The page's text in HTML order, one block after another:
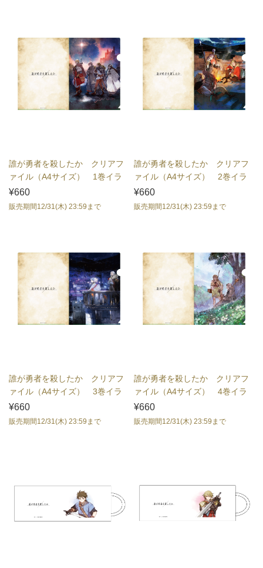
誰が勇者を殺したか クリアフ
ァイル（A4サイズ） 1巻イラ
スト
¥660
販売期間12/31(木) 23:59まで
誰が勇者を殺したか クリアフ
ァイル（A4サイズ） 2巻イラ
スト
¥660
販売期間12/31(木) 23:59まで
誰が勇者を殺したか クリアフ
ァイル（A4サイズ） 3巻イラ
スト
¥660
販売期間12/31(木) 23:59まで
誰が勇者を殺したか クリアフ
ァイル（A4サイズ） 4巻イラ
スト
¥660
販売期間12/31(木) 23:59まで